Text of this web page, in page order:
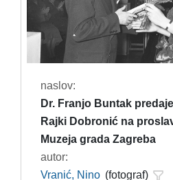
naslov:
Dr. Franjo Buntak
Rajki Dobronić na
Muzeja grada Zagreba
autor:
Vranić, Nino (fotograf)